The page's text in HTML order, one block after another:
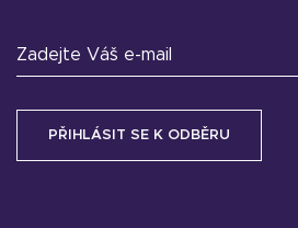
Zadejte Váš e-mail